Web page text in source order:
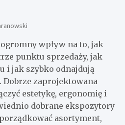
wpływ na to, jak
punktu sprzedaży, jak
i jak szybko odnajdują
zaprojektowana
estetykę, ergonomię i
dobrane ekspozytory
asortyment,